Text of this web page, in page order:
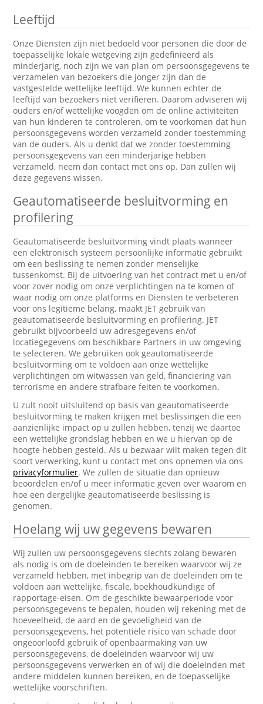
Leeftijd
Onze Diensten zijn niet bedoeld voor personen die door de
toepasselijke lokale wetgeving zijn gedefinieerd als
minderjarig, noch zijn we van plan om persoonsgegevens te
verzamelen van bezoekers die jonger zijn dan de
vastgestelde wettelijke leeftijd. We kunnen echter de
leeftijd van bezoekers niet verifiëren. Daarom adviseren wij
ouders en/of wettelijke voogden om de online activiteiten
van hun kinderen te controleren, om te voorkomen dat hun
persoonsgegevens worden verzameld zonder toestemming
van de ouders. Als u denkt dat we zonder toestemming
persoonsgegevens van een minderjarige hebben
verzameld, neem dan contact met ons op. Dan zullen wij
deze gegevens wissen.
Geautomatiseerde besluitvorming en
profilering
Geautomatiseerde besluitvorming vindt plaats wanneer
een elektronisch systeem persoonlijke informatie gebruikt
om een beslissing te nemen zonder menselijke
tussenkomst. Bij de uitvoering van het contract met u en/of
voor zover nodig om onze verplichtingen na te komen of
waar nodig om onze platforms en Diensten te verbeteren
voor ons legitieme belang, maakt JET gebruik van
geautomatiseerde besluitvorming en profilering. JET
gebruikt bijvoorbeeld uw adresgegevens en/of
locatiegegevens om beschikbare Partners in uw omgeving
te selecteren. We gebruiken ook geautomatiseerde
besluitvorming om te voldoen aan onze wettelijke
verplichtingen om witwassen van geld, financiering van
terrorisme en andere strafbare feiten te voorkomen.
U zult nooit uitsluitend op basis van geautomatiseerde
besluitvorming te maken krijgen met beslissingen die een
aanzienlijke impact op u zullen hebben, tenzij we daartoe
een wettelijke grondslag hebben en we u hiervan op de
hoogte hebben gesteld. Als u bezwaar wilt maken tegen dit
soort verwerking, kunt u contact met ons opnemen via ons
privacyformulier. We zullen de situatie dan opnieuw
beoordelen en/of u meer informatie geven over waarom en
hoe een dergelijke geautomatiseerde beslissing is
genomen.
Hoelang wij uw gegevens bewaren
Wij zullen uw persoonsgegevens slechts zolang bewaren
als nodig is om de doeleinden te bereiken waarvoor wij ze
verzameld hebben, met inbegrip van de doeleinden om te
voldoen aan wettelijke, fiscale, boekhoudkundige of
rapportage-eisen. Om de geschikte bewaarperiode voor
persoonsgegevens te bepalen, houden wij rekening met de
hoeveelheid, de aard en de gevoeligheid van de
persoonsgegevens, het potentiële risico van schade door
ongeoorloofd gebruik of openbaarmaking van uw
persoonsgegevens, de doeleinden waarvoor wij uw
persoonsgegevens verwerken en of wij die doeleinden met
andere middelen kunnen bereiken, en de toepasselijke
wettelijke voorschriften.